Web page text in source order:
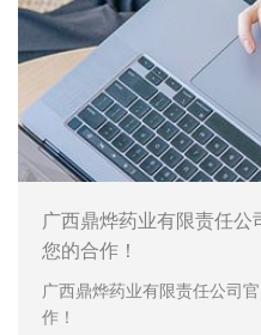
广西鼎烨药业有限责任公
您的合作！
广西鼎烨药业有限责任公司
作！